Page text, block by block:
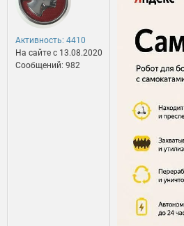
Активность: 4410
На сайте c 13.08.2020
Сообщений: 982